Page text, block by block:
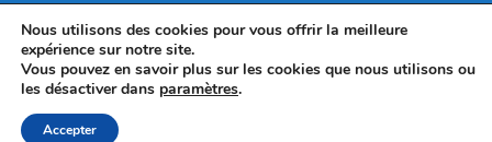
Nous utilisons des cookies pour vous offrir la meilleure
expérience sur notre site.
Vous pouvez en savoir plus sur les cookies que nous utilisons ou
les désactiver dans paramètres.
Accepter